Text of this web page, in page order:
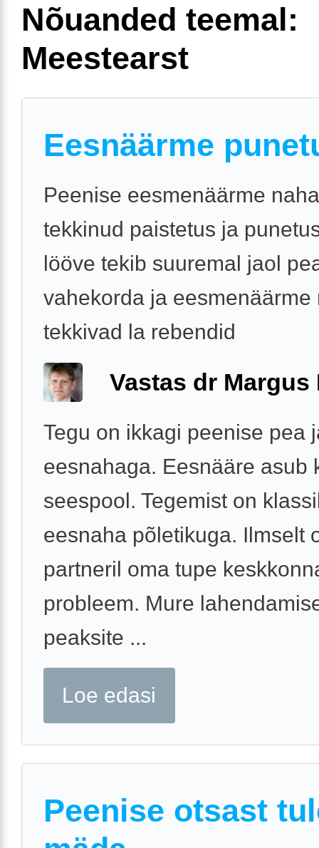
Nõuanded teemal:
Meestearst
Eesnäärme
Peenise eesmenäärme
tekkinud paistetus ja
lööve tekib suuremal jaol
vahekorda ja eesmenäärme
tekkivad la rebendid
Vastas dr Margus
Tegu on ikkagi peenise pea
eesnahaga. Eesnääre asub
seespool. Tegemist on
eesnaha põletikuga. Ilmselt
partneril oma tupe
probleem. Mure
peaksite ...
Loe edasi
Peenise otsast